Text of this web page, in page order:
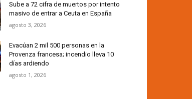
Sube a 72 cifra de muertos por intento
masivo de entrar a Ceuta en España
agosto 3, 2026
Evacúan 2 mil 500 personas en la
Provenza francesa; incendio lleva 10
días ardiendo
agosto 1, 2026